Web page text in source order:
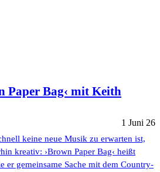
Paper Bag‹ mit Keith
1 Juni 26
keine neue Musik zu erwarten ist,
kreativ: ›Brown Paper Bag‹ heißt
er gemeinsame Sache mit dem Country-